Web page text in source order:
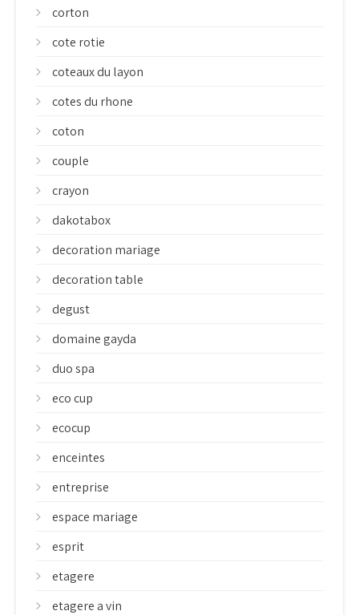
corton
cote rotie
coteaux du layon
cotes du rhone
coton
couple
crayon
dakotabox
decoration mariage
decoration table
degust
domaine gayda
duo spa
eco cup
ecocup
enceintes
entreprise
espace mariage
esprit
etagere
etagere a vin